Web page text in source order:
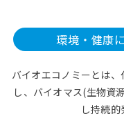
環境・健康
バイオエコノミーとは
し、 バイオマス(生物資
し持続的